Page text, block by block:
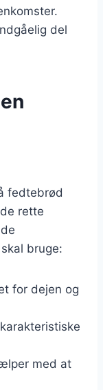
del
fedtebrød
rette
bruge:
for dejen og
med at